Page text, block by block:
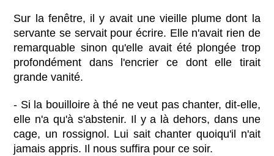
Sur la fenêtre, il y avait une vieille plume dont la
servante se servait pour écrire. Elle n'avait rien de
remarquable sinon qu'elle avait été plongée trop
profondément dans l'encrier ce dont elle tirait
grande vanité.
- Si la bouilloire à thé ne veut pas chanter, dit-elle,
elle n'a qu'à s'abstenir. Il y a là dehors, dans une
cage, un rossignol. Lui sait chanter quoiqu'il n'ait
jamais appris. Il nous suffira pour ce soir.